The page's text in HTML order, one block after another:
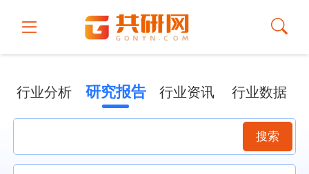
行业分析 研究报告 行业资讯 行业数据
搜索